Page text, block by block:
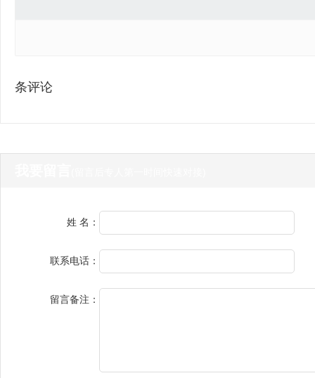
条评论
姓 名：
联系电话：
留言备注：